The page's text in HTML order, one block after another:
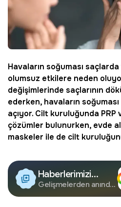
Havaların soğuması saçlarda
olumsuz etkilere neden
değişimlerinde saçlarının
ederken, havaların
açıyor. Cilt kuruluğunda PRP
çözümler bulunurken, evde
maskeler ile de cilt
Haberlerimizi
Google'da Takip
Edin
Gelişmelerden anında